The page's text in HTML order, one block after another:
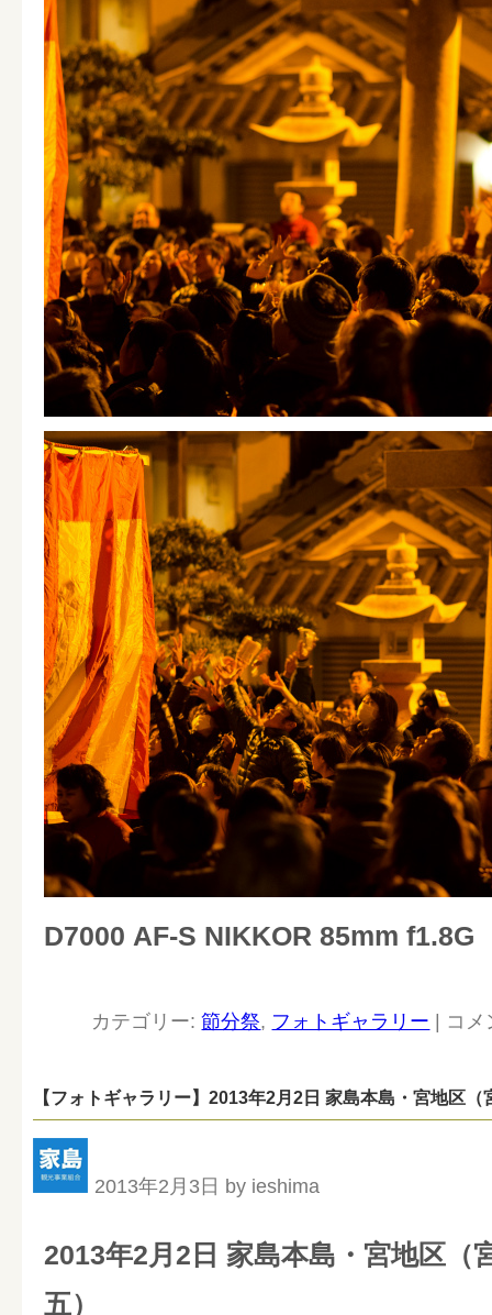
D7000 AF-S NIKKOR 85mm f1.8G
カテゴリー:節分祭, フォトギャラリー コ
【フォトギャラリー】2013年2月2日 家島本島・宮地区
2013年2月3日 by ieshima
2013年2月2日 家島本島・宮地区（
五）